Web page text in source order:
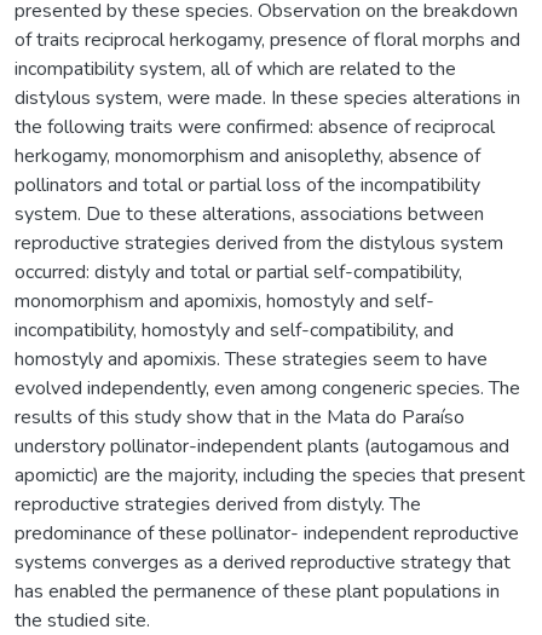
presented by these species. Observation on the breakdown
of traits reciprocal herkogamy, presence of floral morphs and
incompatibility system, all of which are related to the
distylous system, were made. In these species alterations in
the following traits were confirmed: absence of reciprocal
herkogamy, monomorphism and anisoplethy, absence of
pollinators and total or partial loss of the incompatibility
system. Due to these alterations, associations between
reproductive strategies derived from the distylous system
occurred: distyly and total or partial self-compatibility,
monomorphism and apomixis, homostyly and self-
incompatibility, homostyly and self-compatibility, and
homostyly and apomixis. These strategies seem to have
evolved independently, even among congeneric species. The
results of this study show that in the Mata do Paraíso
understory pollinator-independent plants (autogamous and
apomictic) are the majority, including the species that present
reproductive strategies derived from distyly. The
predominance of these pollinator- independent reproductive
systems converges as a derived reproductive strategy that
has enabled the permanence of these plant populations in
the studied site.